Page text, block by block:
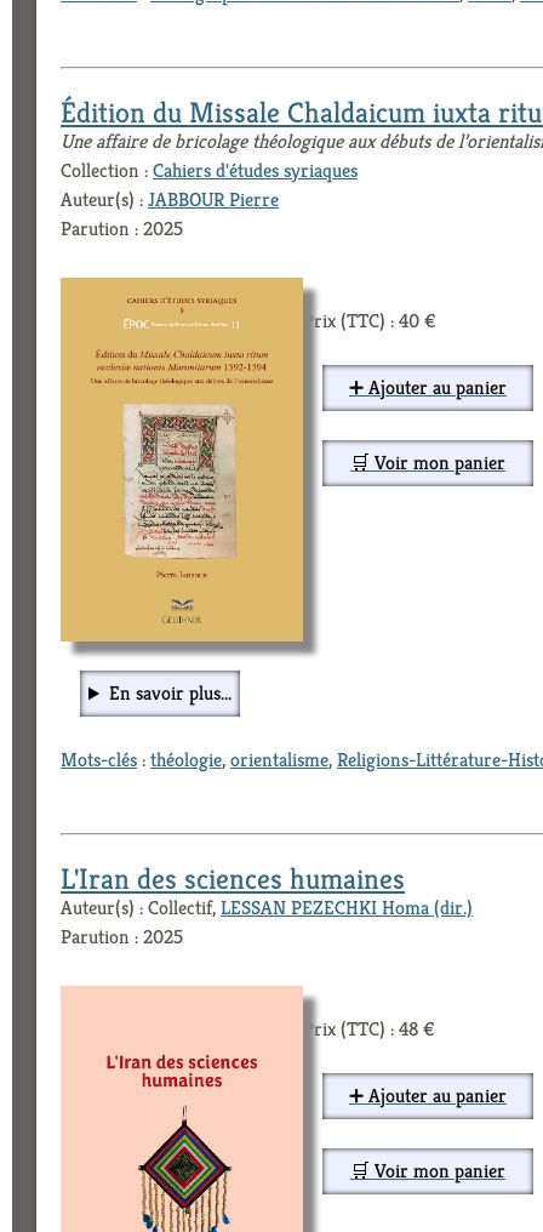
Édition du Missale Chaldaicum iuxta
Une affaire de bricolage théologique aux débuts de
Collection :Cahiers d'études syriaques
Auteur(s) :JABBOUR Pierre
Parution : 2025
Prix (TTC) : 40 €
➕ Ajouter au panier
🛒 Voir mon panier
En savoir plus...
Mots-clés:théologie,orientalisme,Religions-Littérature-
L'Iran des sciences humaines
Auteur(s) : Collectif,LESSAN PEZECHKI Homa (dir.)
Parution : 2025
Prix (TTC) : 48 €
➕ Ajouter au panier
🛒 Voir mon panier